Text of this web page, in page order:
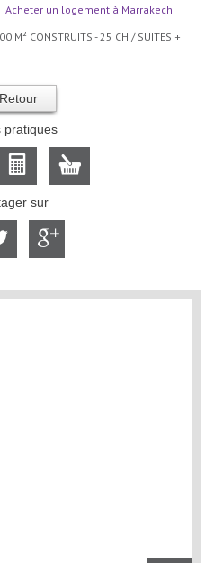
Acheter un logement à Marrakech
M² CONSTRUITS - 25 CH / SUITES +
pratiques
sur